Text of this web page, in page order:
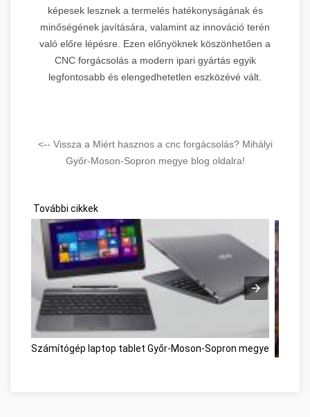
képesek lesznek a termelés hatékonyságának és
minőségének javítására, valamint az innováció terén
való előre lépésre. Ezen előnyöknek köszönhetően a
CNC forgácsolás a modern ipari gyártás egyik
legfontosabb és elengedhetetlen eszközévé vált.
<-- Vissza a Miért hasznos a cnc forgácsolás? Mihályi
Győr-Moson-Sopron megye blog oldalra!
További cikkek
Számítógép laptop tablet Győr-Moson-Sopron megye